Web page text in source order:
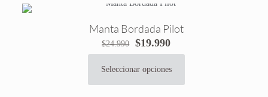
Manta Bordada Pilot
$24.990
El
precio
original
$19.990El
precio
actual
Seleccionar opciones
producto